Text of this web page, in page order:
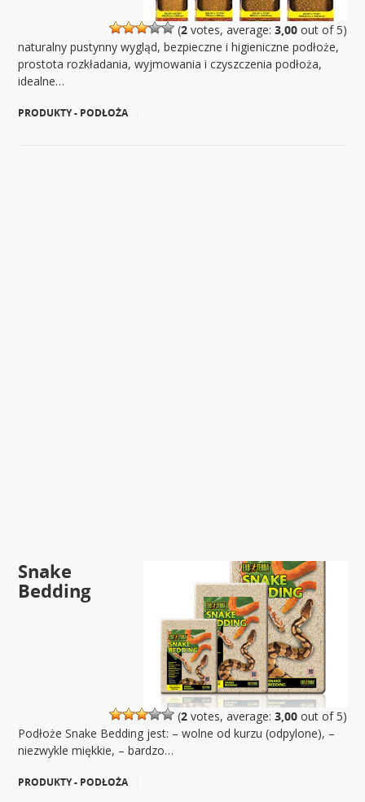
(2votes, average: 3,00out of 5)
naturalny pustynny wygląd, bezpieczne i higieniczne podłoże,
prostota rozkładania, wyjmowania i czyszczenia podłoża,
idealne…
PRODUKTY - PODŁOŻA
(2votes, average: 3,00out of 5)
Snake
Bedding
Podłoże Snake Bedding jest: – wolne od kurzu (odpylone), –
niezwykle miękkie, – bardzo…
PRODUKTY - PODŁOŻA